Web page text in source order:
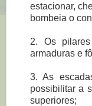
estacionar,
bombeia o
2. Os
armaduras e
3. As
possibilitar a
superiores;